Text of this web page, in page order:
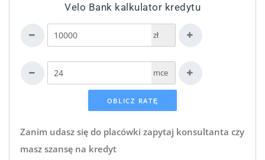
Velo Bank kalkulator kredytu
zł
mce
Zanim udasz się do placówki zapytaj konsultanta czy
masz szansę na kredyt